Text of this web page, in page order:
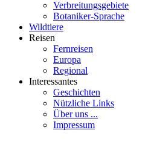
Verbreitungsgebiete
Botaniker-Sprache
Wildtiere
Reisen
Fernreisen
Europa
Regional
Interessantes
Geschichten
Nützliche Links
Über uns ...
Impressum